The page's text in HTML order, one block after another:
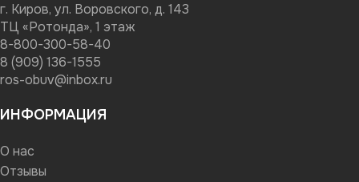
г. Киров, ул. Воровского, д. 143
ТЦ «Ротонда», 1 этаж
8-800-300-58-40
8 (909) 136-1555
ros-obuv@inbox.ru
ИНФОРМАЦИЯ
О нас
Отзывы